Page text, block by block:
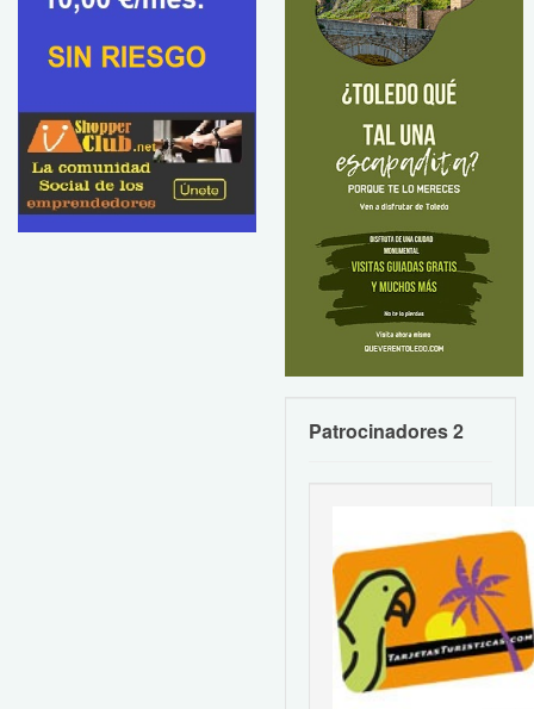
Patrocinadores 2